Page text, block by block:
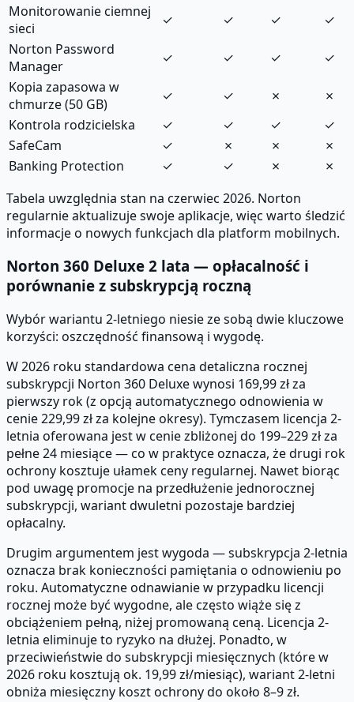
Monitorowanie ciemnej
sieci
✓ ✓ ✓
✓
Norton Password
Manager
✓ ✓ ✓
✓
Kopia zapasowa w
chmurze (50 GB)
✓ ✓ ✗
✗
Kontrola rodzicielska
✓ ✓ ✓
✓
SafeCam
✓ ✗ ✗
✗
Banking Protection
✓ ✓ ✗
✗
Tabela uwzględnia stan na czerwiec 2026. Norton
regularnie aktualizuje swoje aplikacje, więc warto śledzić
informacje o nowych funkcjach dla platform mobilnych.
Norton 360 Deluxe 2 lata — opłacalność i
porównanie z subskrypcją roczną
Wybór wariantu 2-letniego niesie ze sobą dwie kluczowe
korzyści: oszczędność finansową i wygodę.
W 2026 roku standardowa cena detaliczna rocznej
subskrypcji Norton 360 Deluxe wynosi 169,99 zł za
pierwszy rok (z opcją automatycznego odnowienia w
cenie 229,99 zł za kolejne okresy). Tymczasem licencja 2-
letnia oferowana jest w cenie zbliżonej do 199–229 zł za
pełne 24 miesiące — co w praktyce oznacza, że drugi rok
ochrony kosztuje ułamek ceny regularnej. Nawet biorąc
pod uwagę promocje na przedłużenie jednorocznej
subskrypcji, wariant dwuletni pozostaje bardziej
opłacalny.
Drugim argumentem jest wygoda — subskrypcja 2-letnia
oznacza brak konieczności pamiętania o odnowieniu po
roku. Automatyczne odnawianie w przypadku licencji
rocznej może być wygodne, ale często wiąże się z
obciążeniem pełną, niżej promowaną ceną. Licencja 2-
letnia eliminuje to ryzyko na dłużej. Ponadto, w
przeciwieństwie do subskrypcji miesięcznych (które w
2026 roku kosztują ok. 19,99 zł/miesiąc), wariant 2-letni
obniża miesięczny koszt ochrony do około 8–9 zł.